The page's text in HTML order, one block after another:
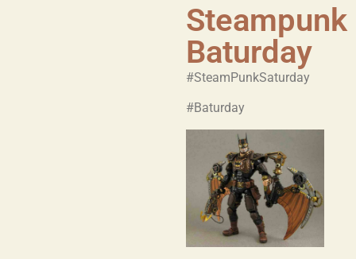
Steampunk
Baturday
#SteamPunkSaturday
#Baturday